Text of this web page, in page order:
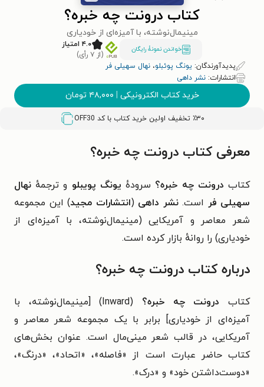
کتاب درونت چه خبره؟
مینیمال‌نوشته، با آمیزه‌ای از خودیاری
خواندن نمونۀ رایگان
۴.۰ امتیاز
(از ۷ رأی)
پدیدآورندگان: یونگ پوئبلو، نهال سهیلی فر
انتشارات: نشر داهی
خرید کتاب الکترونیکی | ۴۸,۰۰۰ تومان
٪۳۰ تخفیف اولین خرید کتاب با کد OFF30
معرفی کتاب درونت چه خبره؟
کتاب درونت چه خبره؟ سرودهٔ یونگ پویبلو و ترجمهٔ نهال
سهیلی فر است.نشر داهی (انتشارات مجید) این مجموعه
شعر معاصر و آمریکایی‬(مینیمال‌نوشته، با آمیزه‌ای از
خودیاری) را روانهٔ بازار کرده است.
درباره کتاب درونت چه خبره؟
کتاب درونت چه خبره؟
(Inward) [مینیمال‌نوشته، با
آمیزه‌ای از خودیاری] برابر با یک مجموعه شعر معاصر و
آمریکایی،‬ در قالب شعر مینی‌مال است. عنوان بخش‌های
کتاب حاضر عبارت است از «فاصله»، «اتحاد»، «درنگ»،
«دوست‌داشتن خود» و «درک».